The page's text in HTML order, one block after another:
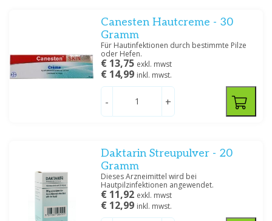
Canesten Hautcreme - 30
Gramm
Für Hautinfektionen durch bestimmte Pilze
oder Hefen.
€ 13,75 exkl. mwst
€ 14,99 inkl. mwst.
- +
Daktarin Streupulver - 20
Gramm
Dieses Arzneimittel wird bei
Hautpilzinfektionen angewendet.
€ 11,92 exkl. mwst
€ 12,99 inkl. mwst.